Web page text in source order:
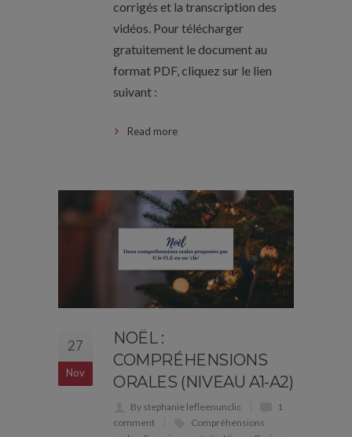
corrigés et la transcription des
vidéos. Pour télécharger
gratuitement le document au
format PDF, cliquez sur le lien
suivant :
Read more
27
Nov
NOËL :
COMPRÉHENSIONS
ORALES (NIVEAU A1-A2)
By stephanie lefleenunclic
1
comment
Compréhensions